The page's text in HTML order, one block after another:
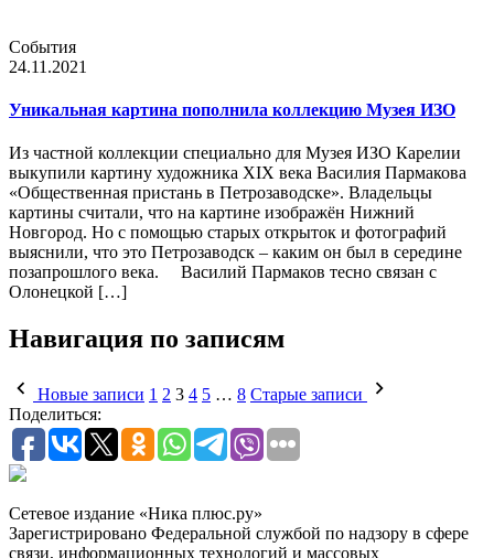
События
24.11.2021
Уникальная картина пополнила коллекцию Музея ИЗО
Из частной коллекции специально для Музея ИЗО Карелии
выкупили картину художника XIX века Василия Пармакова
«Общественная пристань в Петрозаводске». Владельцы
картины считали, что на картине изображён Нижний
Новгород. Но с помощью старых открыток и фотографий
выяснили, что это Петрозаводск – каким он был в середине
позапрошлого века. Василий Пармаков тесно связан с
Олонецкой […]
Навигация по записям
Новые записи 1 2 3 4 5 … 8 Старые записи
Поделиться:
Сетевое издание «Ника плюс.ру»
Зарегистрировано Федеральной службой по надзору в сфере
связи, информационных технологий и массовых